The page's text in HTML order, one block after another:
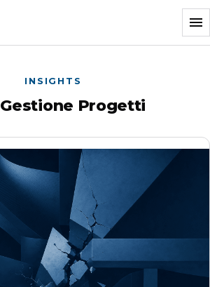
INSIGHTS
Gestione Progetti